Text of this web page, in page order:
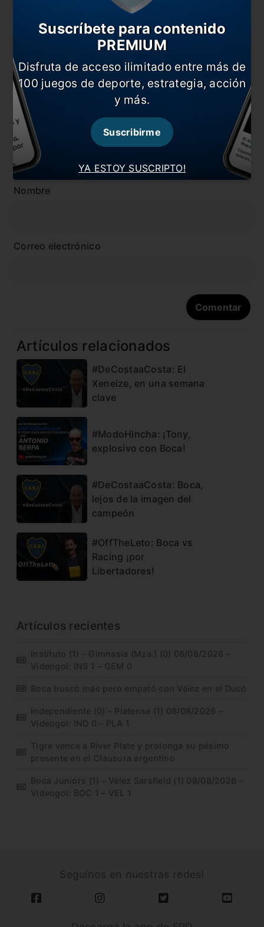
#Videos
Dejá tu opinión acá!
Nombre
Correo electrónico
Artículos relacionados
#DeCostaaCosta: El
Xeneize, en una semana
clave
#ModoHincha: ¡Tony,
explosivo con Boca!
#DeCostaaCosta: Boca,
lejos de la imagen del
campeón
#OffTheLeto: Boca vs
Racing ¡por
Libertadores!
Artículos recientes
Instituto (1) – Gimnasia (Mza.) (0) 08/08/2026 –
Videogol: INS 1 – GEM 0
Boca buscó más pero empató con Vélez en el Ducó
Independiente (0) – Platense (1) 08/08/2026 –
Videogol: IND 0 – PLA 1
Tigre vence a River Plate y prolonga su pésimo
presente en el Clausura argentino
Boca Juniors (1) – Vélez Sarsfield (1) 08/08/2026 –
Videogol: BOC 1 – VEL 1
YA ESTOY SUSCRIPTO!
Suscríbete para contenido
PREMIUM
Disfruta de acceso ilimitado entre más de
100 juegos de deporte, estrategia, acción
y más.
Suscribirme